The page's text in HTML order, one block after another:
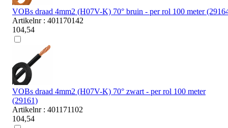
VOBs draad 4mm2 (H07V-K) 70° bruin - per rol 100 meter
Artikelnr : 401170142
104,54
VOBs draad 4mm2 (H07V-K) 70° zwart - per rol 100 meter
(29161)
Artikelnr : 401171102
104,54